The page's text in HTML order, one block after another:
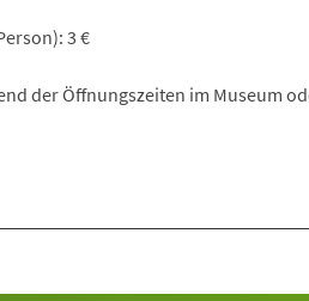
3 €
der Öffnungszeiten im Museum